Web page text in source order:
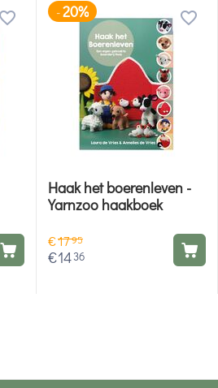
-20%
Haak het boerenleven -
Yarnzoo haakboek
€1795
€14 36